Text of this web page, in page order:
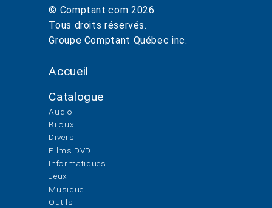
© Comptant.com 2026.
Tous droits réservés.
Groupe Comptant Québec inc.
Accueil
Catalogue
Audio
Bijoux
Divers
Films DVD
Informatiques
Jeux
Musique
Outils